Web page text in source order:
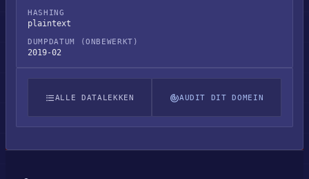
HASHING
plaintext
DUMPDATUM (ONBEWERKT)
2019-02
ALLE DATALEKKEN AUDIT DIT DOMEIN